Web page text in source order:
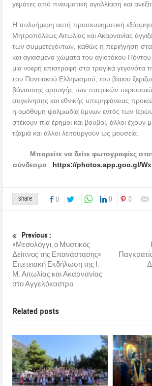
γεμάτες από πνευματική αγαλλίαση και
Η πολυήμερη αυτή προσκυνηματική
Μητροπόλεως Αιτωλίας και Ακαρνανίας
των συμμετεχόντων, καθώς η περιήγηση
και αγιασμένα χώματα του αγιοτόκου
μία νοερή επιστροφή στα τραγικά γεγονότα
του Ποντιακού Ελληνισμού, του βίαιου
βάναυσης αρπαγής των πατρικών
συγκίνησης και εθνικής υπερηφάνειας
η ομόθυμη ψαλμωδία ύμνων εντός των
στέκουν πια έρημοι και βουβοί, άλλοι έχουν
τζαμιά και άλλοι λειτουργούν ως μουσεία.
Μπορείτε να δείτε φωτογραφίες
σύνδεσμο https://photos.app.goo.gl/
share 0 0 0
Previous :
«Μεσολόγγι, ο Μυστικός
Δείπνος της Επανάστασης»
Επετειακή Εκδήλωση της Ι.
Μ. Αιτωλίας και Ακαρνανίας
στο Αγγελόκαστρο
Related posts